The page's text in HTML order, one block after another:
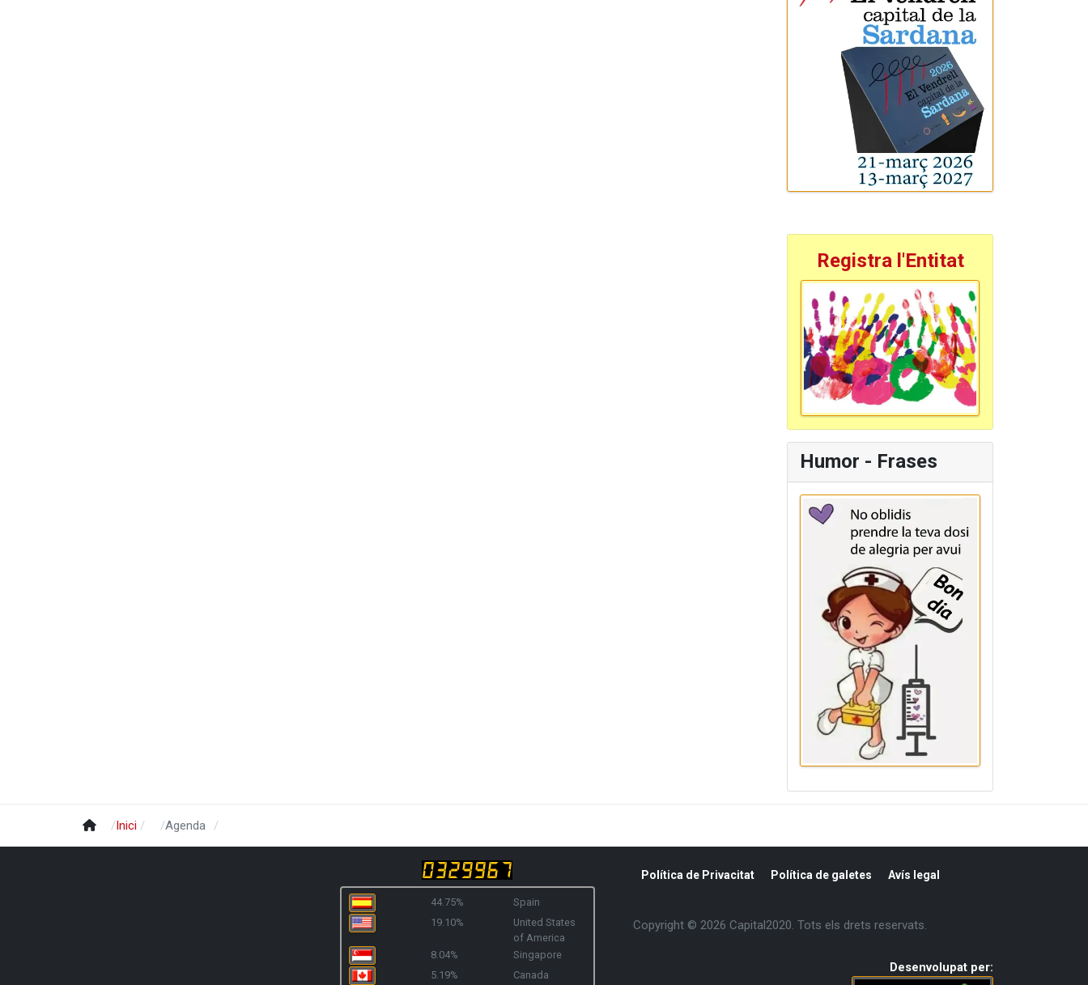
Registra l'Entitat
Humor - Frases
Inici Agenda
44.75%
Spain
19.10%
United States
of America
8.04%
Singapore
5.19%
Canada
Política de Privacitat Política de galetes Avís legal
Copyright © 2026 Capital2020. Tots els drets reservats.
Desenvolupat per: